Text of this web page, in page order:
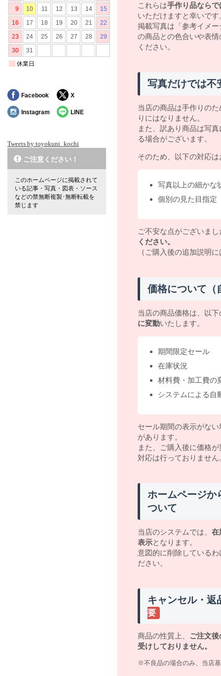
これらは手作り品なら
いただけますと幸いです
掲載写真は「参考イメ
の商品との色合いや表
ください。
写真だけでは不
当店の商品は手作りの
りにはなりません。
また、訳あり商品は写
る場合がございます。
そのため、以下の対応
写真以上の細かな
個別の見た目指定
ご不安な点がございまし
ください。
（ご購入後の追加説明
価格について（
当店の商品価格は、以
に変動いたします。
期間限定セール
在庫状況
材料費・加工費の
システムによる自
セール期間の表示がな
があります。
また、ご購入後に価格
対応は行っておりません
ホームページか
ついて
当店のシステムでは、 在
表示となります。
意図的に削除している
ださい。
キャンセル・返
要
商品の性質上、 ご注文
受けしておりません。
※不良品の場合のみ、当店
Facebook X
Instagram LINE
Tweets by toyokuni_kochi
ご注意ください！
このホームページに掲載されて
いる記事・写真・図表・ソース
などの禁無断複製･無断転載を
禁じます